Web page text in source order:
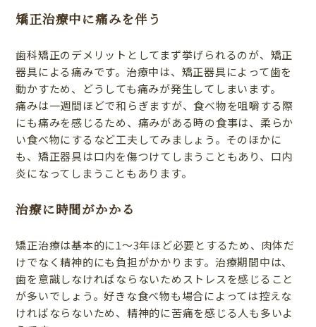
矯正治療中に痛みを伴う
歯科矯正のデメリットとしてまず挙げられるのが、矯正
器具による痛みです。治療中は、矯正器具によって歯を
動かすため、どうしても痛みが発生してしまいます。
痛みは一週間ほどで和らぎますが、食べ物を咀嚼する際
にも痛みを感じるため、痛みがある時の食事は、柔らか
い食べ物にするなど工夫してみましょう。そのほかに
も、矯正器具は口内を傷つけてしまうこともあり、口内
炎になってしまうこともあります。
治療に時間がかかる
矯正治療は基本的に1〜3年ほど必要とするため、肉体だ
けでなく精神的にも負担がかかります。治療期間中は、
歯を意識しなければならないためストレスを感じること
が多いでしょう。好きな食べ物も場合によっては控えな
ければならないため、精神的に苦痛を感じる人も多いよ